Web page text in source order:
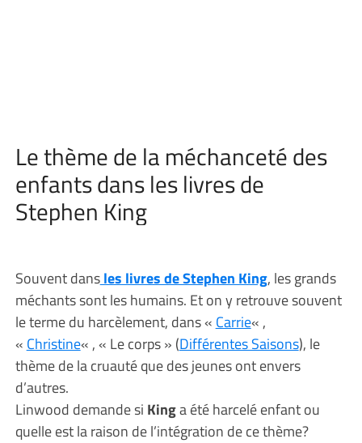
Le thème de la méchanceté des
enfants dans les livres de
Stephen King
Souvent dansles livres de Stephen King, les grands
méchants sont les humains. Et on y retrouve souvent
le terme du harcèlement, dans « Carrie« ,
« Christine« , « Le corps » (Différentes Saisons), le
thème de la cruauté que des jeunes ont envers
d’autres.
Linwood demande si Kinga été harcelé enfant ou
quelle est la raison de l’intégration de ce thème?